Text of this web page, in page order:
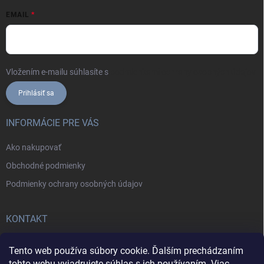
Tento web používa súbory cookie. Ďalším prechádzaním
EMAIL
Vložením e-mailu súhlasíte s
Prihlásiť sa
INFORMÁCIE PRE VÁS
Ako nakupovať
Obchodné podmienky
Podmienky ochrany osobných údajov
KONTAKT
+421902787857